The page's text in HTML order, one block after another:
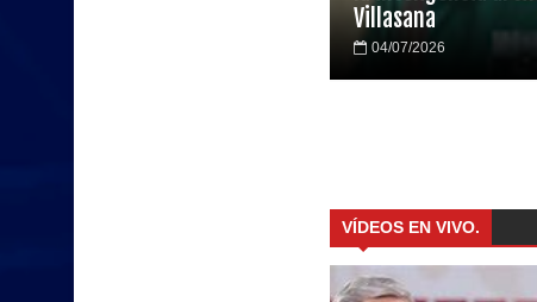
Villasana
04/07/2026
VÍDEOS EN VIVO.